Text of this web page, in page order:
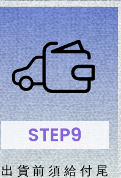
STEP9
出貨前須給付尾